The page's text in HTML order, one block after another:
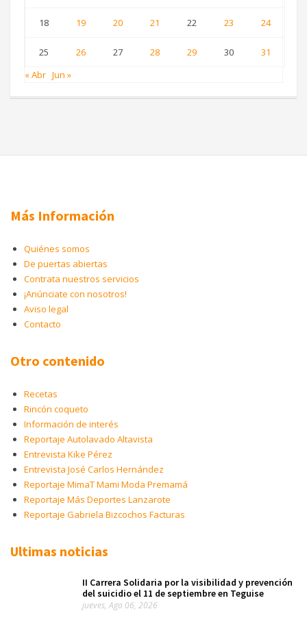
18 19 20 21 22 23 24
25 26 27 28 29 30
31
« Abr Jun »
Más Información
Quiénes somos
De puertas abiertas
Contrata nuestros servicios
¡Anúnciate con nosotros!
Aviso legal
Contacto
Otro contenido
Recetas
Rincón coqueto
Información de interés
Reportaje Autolavado Altavista
Entrevista Kike Pérez
Entrevista José Carlos Hernández
Reportaje MimaT Mami Moda Premamá
Reportaje Más Deportes Lanzarote
Reportaje Gabriela Bizcochos Facturas
Ultimas noticias
II Carrera Solidaria por la visibilidad y prevención
del suicidio el 11 de septiembre en Teguise
jueves, Ago 06, 2026